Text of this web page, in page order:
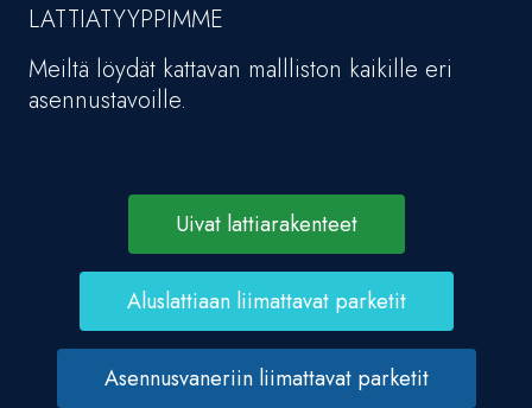
LATTIATYYPPIMME
Meiltä löydät kattavan mallliston kaikille eri
asennustavoille.
Uivat lattiarakenteet
Aluslattiaan liimattavat parketit
Asennusvaneriin liimattavat parketit